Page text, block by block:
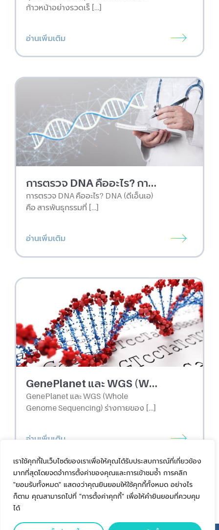
เราใช้คุกกี้ในเว็บไซต์ของเราเพื่อให้คุณได้รับประสบการณ์ที่เกี่ยวข้อง
มากที่สุดโดยจดจำการตั้งค่าของคุณและการเข้าชมซ้ำ การคลิก
"ยอมรับทั้งหมด" แสดงว่าคุณยินยอมให้ใช้คุกกี้ทั้งหมด อย่างไร
ก็ตาม คุณสามารถไปที่ "การตั้งค่าคุกกี้" เพื่อให้คำยินยอมที่ควบคุม
ได้
ก้าวหน้าอย่างรวดเร็ […]
อ่านเพิ่มเติม
การตรวจ DNA คืออะไร? การตรวจ DNA เพื่อสุขภาพต้องทำอย่างไร
การตรวจ DNA คืออะไร? DNA (ดีเอ็นเอ)
คือ สารพันธุกรรมที่ […]
อ่านเพิ่มเติม
GenePlanet และ WGS (Whole Genome Sequencing) : การลงทุนระยะยาวด้านสุขภาพที่คุ้มค่า
GenePlanet และ WGS (Whole
Genome Sequencing) ร่างกายของ […]
อ่านเพิ่มเติม
ก่อนหน้า 1 2 3 … 5 ต่อไป